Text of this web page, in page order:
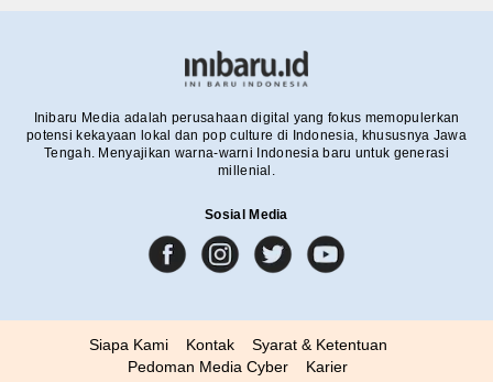
Inibaru Media adalah perusahaan digital yang fokus memopulerkan
potensi kekayaan lokal dan pop culture di Indonesia, khususnya Jawa
Tengah. Menyajikan warna-warni Indonesia baru untuk generasi
millenial.
Sosial Media
Siapa Kami Kontak
Syarat & Ketentuan
Pedoman Media Cyber
Karier